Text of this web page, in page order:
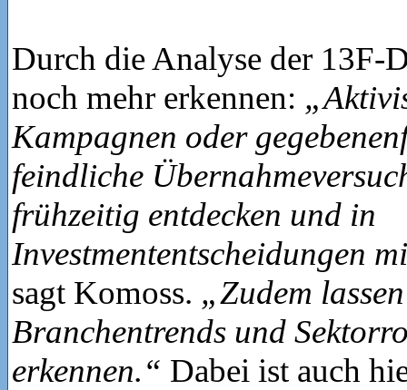
Durch die Analyse der 13F-
noch mehr erkennen:
Kampagnen oder
feindliche
frühzeitig entdecken und in
Investmententscheidungen
sagt Komoss. „Zudem
Branchentrends und
erkennen.“ Dabei ist auch